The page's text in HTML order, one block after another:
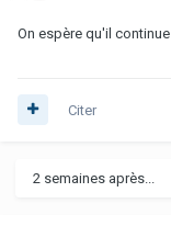
On espère qu'il
Citer
2 semaines après...